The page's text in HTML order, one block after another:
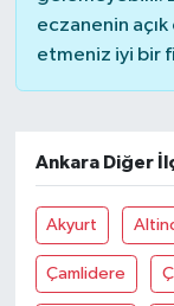
eczanenin
etmeniz iyi bir
Ankara Diğer
Akyurt
Çamlidere